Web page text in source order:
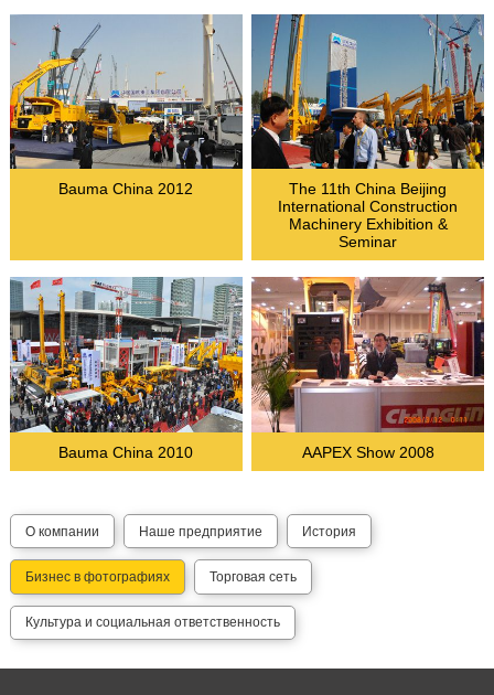
Bauma China 2012
The 11th China Beijing
International Construction
Machinery Exhibition &
Seminar
Bauma China 2010 AAPEX Show 2008
О компании Наше предприятие История
Бизнес в фотографиях Торговая сеть
Культура и социальная ответственность